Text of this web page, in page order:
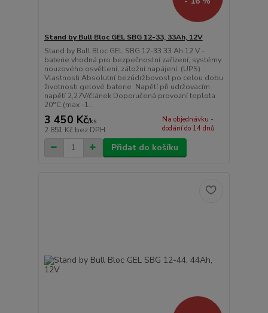
Stand by Bull Bloc GEL SBG 12-33, 33Ah, 12V
Stand by Bull Bloc GEL SBG 12-33 33 Ah 12 V -
baterie vhodná pro bezpečnostní zařízení, systémy
nouzového osvětlení, záložní napájení, (UPS)
Vlastnosti Absolutní bezúdržbovost po celou dobu
životnosti gelové baterie Napětí při udržovacím
napětí 2,27V/článek Doporučená provozní teplota
20°C (max -1...
3 450 Kč/ks
2 851 Kč bez DPH
Na objednávku -
dodání do 14 dnů
Přidat do košíku